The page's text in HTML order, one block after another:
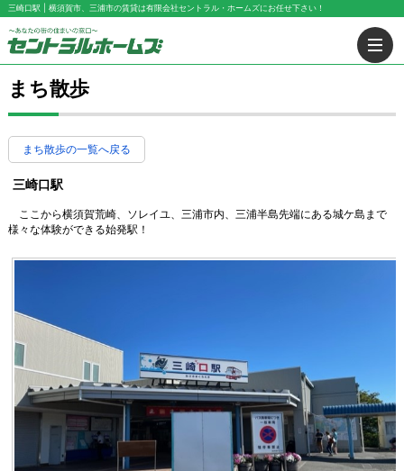
三崎口駅 | 横須賀市、三浦市の賃貸は有限会社セントラル・ホームズにお任せ下さい！
まち散歩
まち散歩の一覧へ戻る
三崎口駅
ここから横須賀荒崎、ソレイユ、三浦市内、三浦半島先端にある城ケ島まで
様々な体験ができる始発駅！